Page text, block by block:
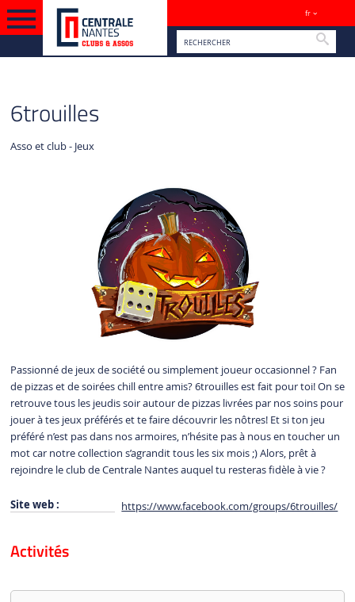
fr
6trouilles
Asso et club - Jeux
Passionné de jeux de société ou simplement joueur occasionnel ? Fan
de pizzas et de soirées chill entre amis? 6trouilles est fait pour toi! On se
retrouve tous les jeudis soir autour de pizzas livrées par nos soins pour
jouer à tes jeux préférés et te faire découvrir les nôtres! Et si ton jeu
préféré n’est pas dans nos armoires, n’hésite pas à nous en toucher un
mot car notre collection s’agrandit tous les six mois ;) Alors, prêt à
rejoindre le club de Centrale Nantes auquel tu resteras fidèle à vie ?
Site web : https://www.facebook.com/groups/6trouilles/
Activités